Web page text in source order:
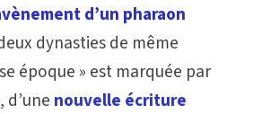
d’un pharaon
dynasties de même
époque » est marquée par
, d’une nouvelle écriture